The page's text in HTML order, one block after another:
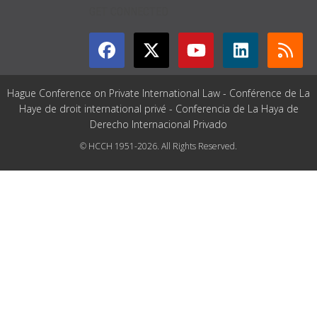
Hague Conference on Private International Law - Conférence de La
Haye de droit international privé - Conferencia de La Haya de
Derecho Internacional Privado
© HCCH 1951-2026. All Rights Reserved.